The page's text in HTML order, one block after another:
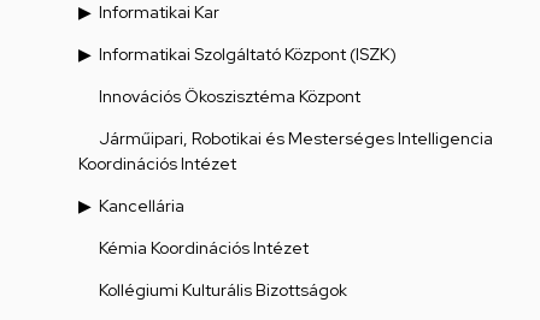
Informatikai Kar
Informatikai Szolgáltató Központ (ISZK)
Innovációs Ökoszisztéma Központ
Járműipari, Robotikai és Mesterséges Intelligencia
Koordinációs Intézet
Kancellária
Kémia Koordinációs Intézet
Kollégiumi Kulturális Bizottságok